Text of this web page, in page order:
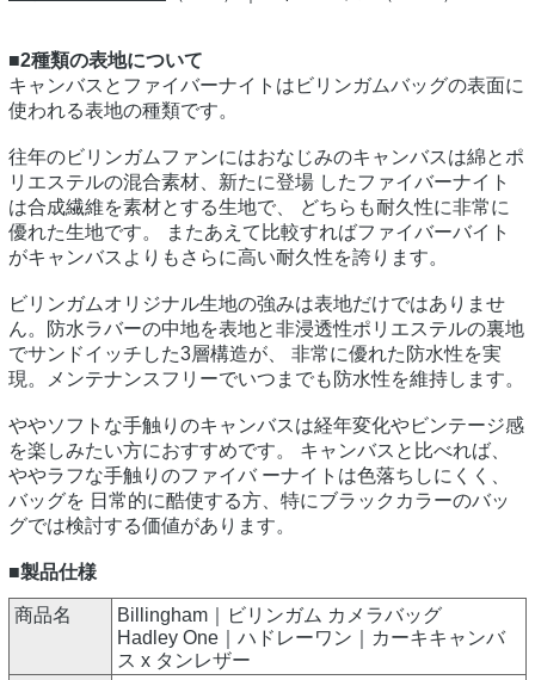
■2種類の表地について
キャンバスとファイバーナイトはビリンガムバッグの表面に
使われる表地の種類です。
往年のビリンガムファンにはおなじみのキャンバスは綿とポ
リエステルの混合素材、新たに登場 したファイバーナイト
は合成繊維を素材とする生地で、 どちらも耐久性に非常に
優れた生地です。 またあえて比較すればファイバーバイト
がキャンバスよりもさらに高い耐久性を誇ります。
ビリンガムオリジナル生地の強みは表地だけではありませ
ん。防水ラバーの中地を表地と非浸透性ポリエステルの裏地
でサンドイッチした3層構造が、 非常に優れた防水性を実
現。メンテナンスフリーでいつまでも防水性を維持します。
ややソフトな手触りのキャンバスは経年変化やビンテージ感
を楽しみたい方におすすめです。 キャンバスと比べれば、
ややラフな手触りのファイバ ーナイトは色落ちしにくく、
バッグを 日常的に酷使する方、特にブラックカラーのバッ
グでは検討する価値があります。
■製品仕様
商品名
Billingham｜ビリンガム カメラバッグ
Hadley One｜ハドレーワン｜カーキキャンバ
ス x タンレザー